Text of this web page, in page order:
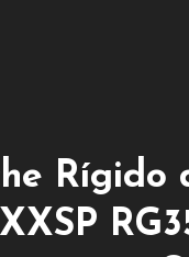
Rígido